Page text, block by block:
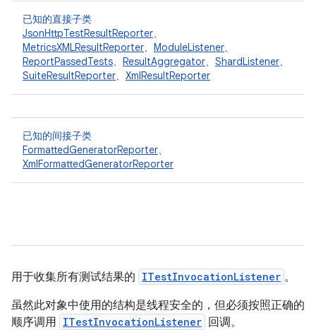
已知的直接子类
JsonHttpTestResultReporter、
MetricsXMLResultReporter、 ModuleListener、
ReportPassedTests、 ResultAggregator、 ShardListener、
SuiteResultReporter、 XmlResultReporter
已知的间接子类
FormattedGeneratorReporter、
XmlFormattedGeneratorReporter
用于收集所有测试结果的 ITestInvocationListener 。
虽然此对象中使用的结构是线程安全的，但必须按照正确的
顺序调用 ITestInvocationListener 回调。